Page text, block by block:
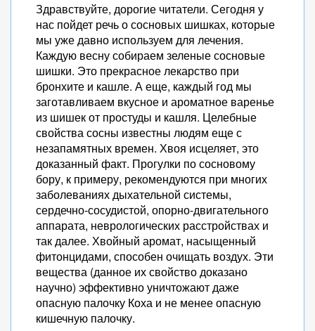
Здравствуйте, дорогие читатели. Сегодня у
нас пойдет речь о сосновых шишках, которые
мы уже давно используем для лечения.
Каждую весну собираем зеленые сосновые
шишки. Это прекрасное лекарство при
бронхите и кашле. А еще, каждый год мы
заготавливаем вкусное и ароматное варенье
из шишек от простуды и кашля. Целебные
свойства сосны известны людям еще с
незапамятных времен. Хвоя исцеляет, это
доказанный факт. Прогулки по сосновому
бору, к примеру, рекомендуются при многих
заболеваниях дыхательной системы,
сердечно-сосудистой, опорно-двигательного
аппарата, неврологических расстройствах и
так далее. Хвойный аромат, насыщенный
фитонцидами, способен очищать воздух. Эти
вещества (данное их свойство доказано
научно) эффективно уничтожают даже
опасную палочку Коха и не менее опасную
кишечную палочку.